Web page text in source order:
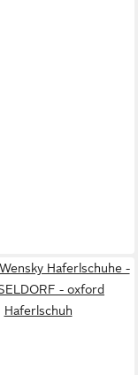
Haferlschuhe -
- oxford
Haferlschuh